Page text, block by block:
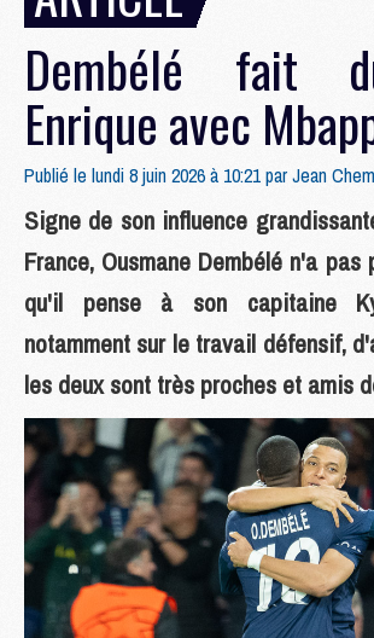
Dembélé fait
Enrique avec
Publié le lundi 8 juin 2026 à 10:21 parJean
Signe de son influence
France, Ousmane Dembélé n'a
qu'il pense à son capitaine
notamment sur le travail défensif,
les deux sont très proches et amis